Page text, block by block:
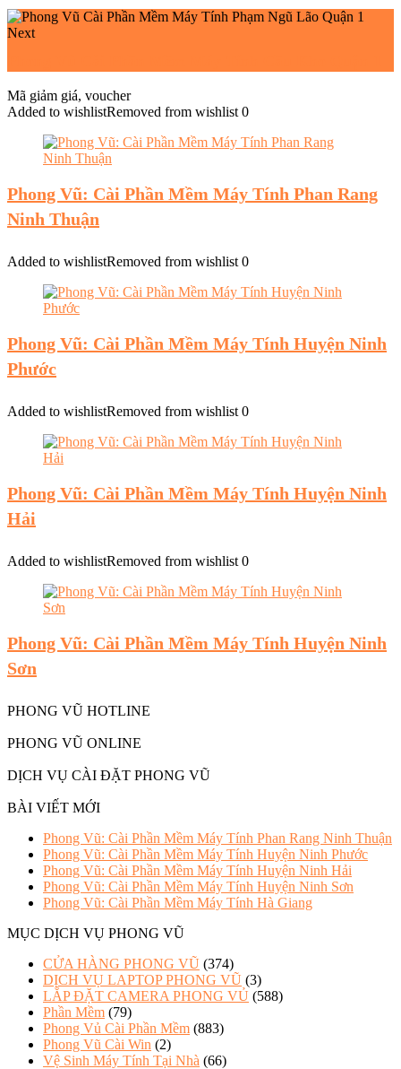
Next
Mã giảm giá, voucher
Added to wishlistRemoved from wishlist 0
Phong Vũ: Cài Phần Mềm Máy Tính Phan Rang
Ninh Thuận
Added to wishlistRemoved from wishlist 0
Phong Vũ: Cài Phần Mềm Máy Tính Huyện Ninh
Phước
Added to wishlistRemoved from wishlist 0
Phong Vũ: Cài Phần Mềm Máy Tính Huyện Ninh
Hải
Added to wishlistRemoved from wishlist 0
Phong Vũ: Cài Phần Mềm Máy Tính Huyện Ninh
Sơn
PHONG VŨ HOTLINE
PHONG VŨ ONLINE
DỊCH VỤ CÀI ĐẶT PHONG VŨ
BÀI VIẾT MỚI
Phong Vũ: Cài Phần Mềm Máy Tính Phan Rang Ninh Thuận
Phong Vũ: Cài Phần Mềm Máy Tính Huyện Ninh Phước
Phong Vũ: Cài Phần Mềm Máy Tính Huyện Ninh Hải
Phong Vũ: Cài Phần Mềm Máy Tính Huyện Ninh Sơn
Phong Vũ: Cài Phần Mềm Máy Tính Hà Giang
MỤC DỊCH VỤ PHONG VŨ
CỬA HÀNG PHONG VŨ (374)
DỊCH VỤ LAPTOP PHONG VŨ (3)
LẮP ĐẶT CAMERA PHONG VỦ (588)
Phần Mềm (79)
Phong Vủ Cài Phần Mềm (883)
Phong Vũ Cài Win (2)
Vệ Sinh Máy Tính Tại Nhà (66)